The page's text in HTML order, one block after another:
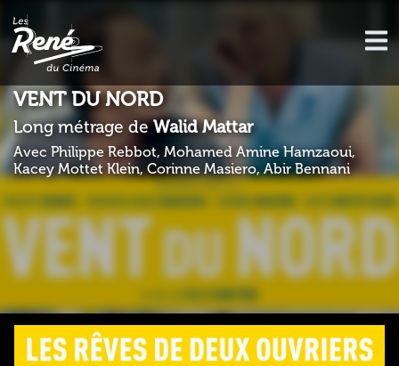
VENT DU NORD
Long métrage deWalid Mattar
Avec Philippe Rebbot, Mohamed Amine Hamzaoui,
Kacey Mottet Klein, Corinne Masiero, Abir Bennani